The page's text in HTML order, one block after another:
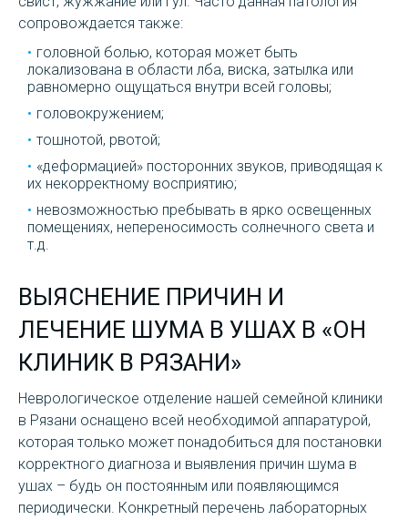
сопровождается также:
головной болью, которая может быть
локализована в области лба, виска, затылка или
равномерно ощущаться внутри всей головы;
головокружением;
тошнотой, рвотой;
«деформацией» посторонних звуков, приводящая к
их некорректному восприятию;
невозможностью пребывать в ярко освещенных
помещениях, непереносимость солнечного света и
т.д.
ВЫЯСНЕНИЕ ПРИЧИН И
ЛЕЧЕНИЕ ШУМА В УШАХ В «ОН
КЛИНИК В РЯЗАНИ»
Неврологическое отделение нашей семейной клиники
в Рязани оснащено всей необходимой аппаратурой,
которая только может понадобиться для постановки
корректного диагноза и выявления причин шума в
ушах – будь он постоянным или появляющимся
периодически. Конкретный перечень лабораторных